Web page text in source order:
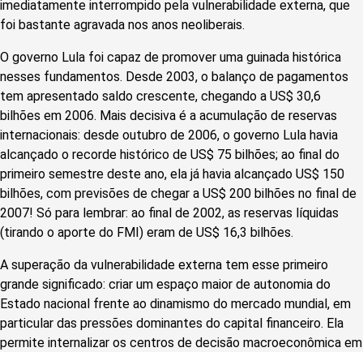
imediatamente interrompido pela vulnerabilidade externa, que
foi bastante agravada nos anos neoliberais.
O governo Lula foi capaz de promover uma guinada histórica
nesses fundamentos. Desde 2003, o balanço de pagamentos
tem apresentado saldo crescente, chegando a US$ 30,6
bilhões em 2006. Mais decisiva é a acumulação de reservas
internacionais: desde outubro de 2006, o governo Lula havia
alcançado o recorde histórico de US$ 75 bilhões; ao final do
primeiro semestre deste ano, ela já havia alcançado US$ 150
bilhões, com previsões de chegar a US$ 200 bilhões no final de
2007! Só para lembrar: ao final de 2002, as reservas líquidas
(tirando o aporte do FMI) eram de US$ 16,3 bilhões.
A superação da vulnerabilidade externa tem esse primeiro
grande significado: criar um espaço maior de autonomia do
Estado nacional frente ao dinamismo do mercado mundial, em
particular das pressões dominantes do capital financeiro. Ela
permite internalizar os centros de decisão macroeconômica em